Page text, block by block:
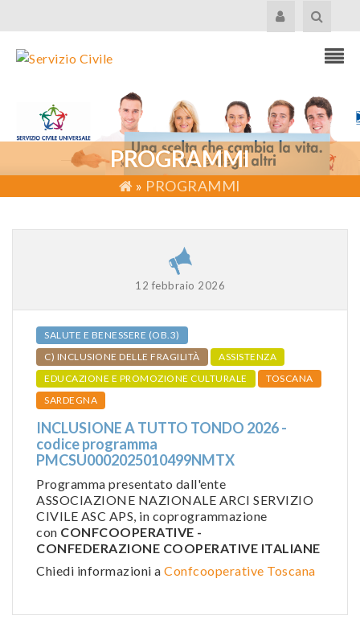
PROGRAMMI
» PROGRAMMI
12 febbraio 2026
SALUTE E BENESSERE (OB.3)
C) INCLUSIONE DELLE FRAGILITÀ
ASSISTENZA
EDUCAZIONE E PROMOZIONE CULTURALE
TOSCANA
SARDEGNA
INCLUSIONE A TUTTO TONDO 2026 -
codice programma
PMCSU0002025010499NMTX
Programma presentato dall'ente
ASSOCIAZIONE NAZIONALE ARCI SERVIZIO
CIVILE ASC APS, in coprogrammazione
con CONFCOOPERATIVE -
CONFEDERAZIONE COOPERATIVE ITALIANE
Chiedi informazioni a Confcooperative Toscana